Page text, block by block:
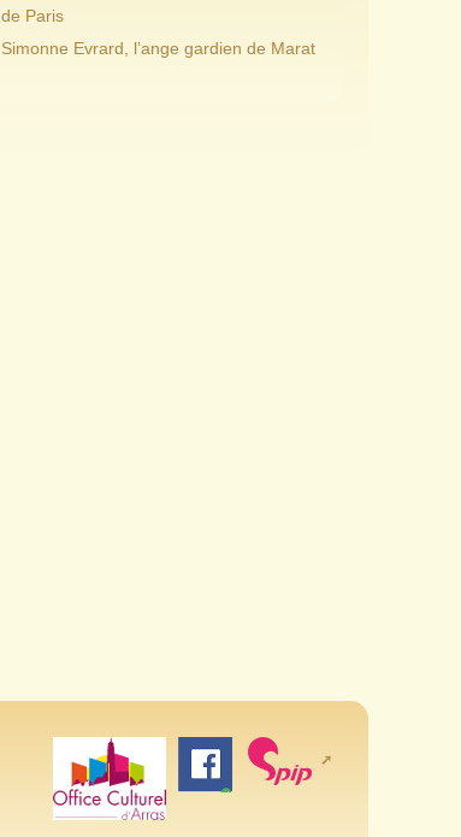
de Paris
Simonne Evrard, l’ange gardien de Marat